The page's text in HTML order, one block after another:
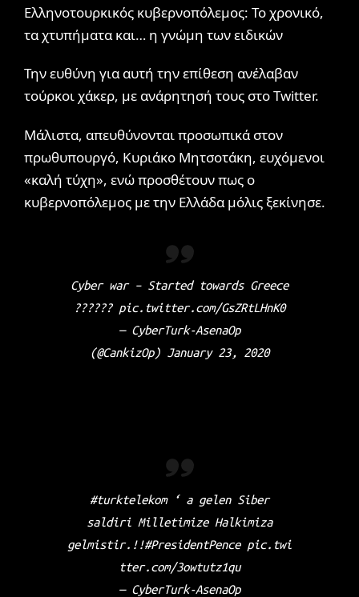
Ελληνοτουρκικός κυβερνοπόλεμος: Το χρονικό,
τα χτυπήματα και… η γνώμη των ειδικών
Την ευθύνη για αυτή την επίθεση ανέλαβαν
τούρκοι χάκερ, με ανάρητησή τους στο Twitter.
Μάλιστα, απευθύνονται προσωπικά στον
πρωθυπουργό, Κυριάκο Μητσοτάκη, ευχόμενοι
«καλή τύχη», ενώ προσθέτουν πως ο
κυβερνοπόλεμος με την Ελλάδα μόλις ξεκίνησε.
Cyber war – Started towards Greece
?????? pic.twitter.com/GsZRtLHnK0
— CyberTurk-AsenaOp
(@CankizOp) January 23, 2020
#turktelekom‘ a gelen Siber
saldiri Milletimize Halkimiza
gelmistir.!!#PresidentPence pic.twi
tter.com/3owtutz1qu
— CyberTurk-AsenaOp